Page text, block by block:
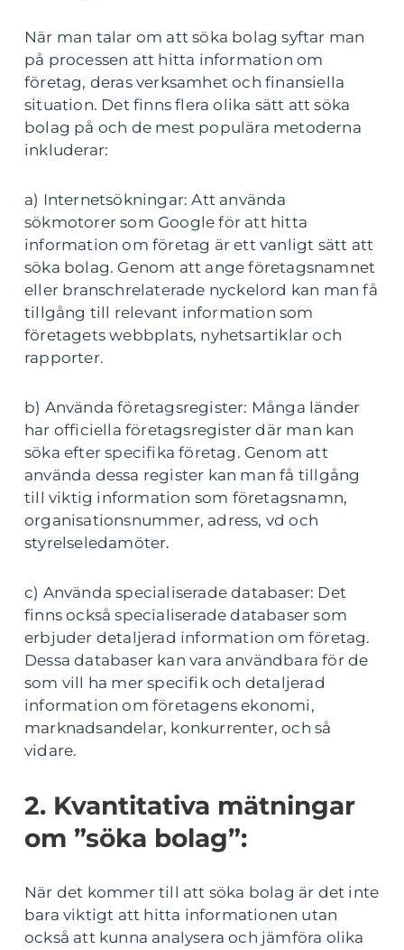
När man talar om att söka bolag syftar man
på processen att hitta information om
företag, deras verksamhet och finansiella
situation. Det finns flera olika sätt att söka
bolag på och de mest populära metoderna
inkluderar:
a) Internetsökningar: Att använda
sökmotorer som Google för att hitta
information om företag är ett vanligt sätt att
söka bolag. Genom att ange företagsnamnet
eller branschrelaterade nyckelord kan man få
tillgång till relevant information som
företagets webbplats, nyhetsartiklar och
rapporter.
b) Använda företagsregister: Många länder
har officiella företagsregister där man kan
söka efter specifika företag. Genom att
använda dessa register kan man få tillgång
till viktig information som företagsnamn,
organisationsnummer, adress, vd och
styrelseledamöter.
c) Använda specialiserade databaser: Det
finns också specialiserade databaser som
erbjuder detaljerad information om företag.
Dessa databaser kan vara användbara för de
som vill ha mer specifik och detaljerad
information om företagens ekonomi,
marknadsandelar, konkurrenter, och så
vidare.
2. Kvantitativa mätningar
om ”söka bolag”:
När det kommer till att söka bolag är det inte
bara viktigt att hitta informationen utan
också att kunna analysera och jämföra olika